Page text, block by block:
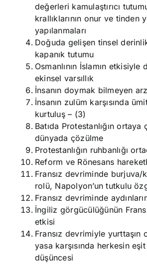
değerleri kamulaştırıcı
krallıklarının onur ve tinden
yapılanmaları
Doğuda gelişen tinsel
kapanık tutumu
Osmanlının İslamın etkisiyle
ekinsel varsıllık
İnsanın doymak bilmeyen
İnsanın zulüm karşısında
kurtuluş – (3)
Batıda Protestanlığın ortaya
dünyada çözülme
Protestanlığın ruhbanlığı
Reform ve Rönesans
Fransız devriminde burjuva/
rolü, Napolyon’un tutkulu
Fransız devriminde
İngiliz görgücülüğünün
etkisi
Fransız devrimiyle yurttaşın
yasa karşısında herkesin
düşüncesi